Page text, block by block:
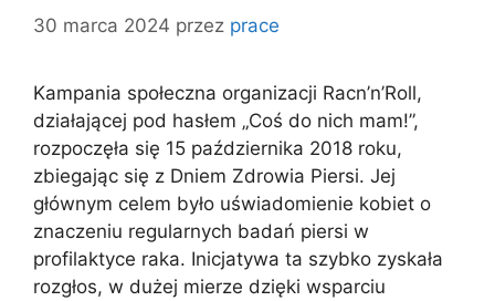
30 marca 2024 przez prace
Kampania społeczna organizacji Racn’n’Roll,
działającej pod hasłem „Coś do nich mam!”,
rozpoczęła się 15 października 2018 roku,
zbiegając się z Dniem Zdrowia Piersi. Jej
głównym celem było uświadomienie kobiet o
znaczeniu regularnych badań piersi w
profilaktyce raka. Inicjatywa ta szybko zyskała
rozgłos, w dużej mierze dzięki wsparciu